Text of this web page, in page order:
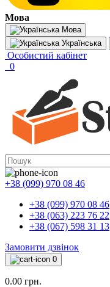
Мова
Мова
Українська
Особистий кабінет
0
+38 (099) 970 08 46
+38 (099) 970 08 46
+38 (063) 223 76 22
+38 (067) 598 31 13
Замовити дзвінок
0
0.00 грн.